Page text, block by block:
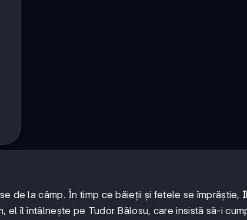
de la câmp. În timp ce băieții și fetele se împrăștie,
el îl întâlnește pe Tudor Bălosu, care insistă să-i